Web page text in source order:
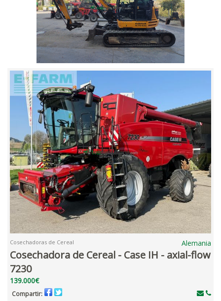
Cosechadoras de Cereal Alemania
Cosechadora de Cereal - Case IH - axial-flow
7230
139.000€
Compartir: